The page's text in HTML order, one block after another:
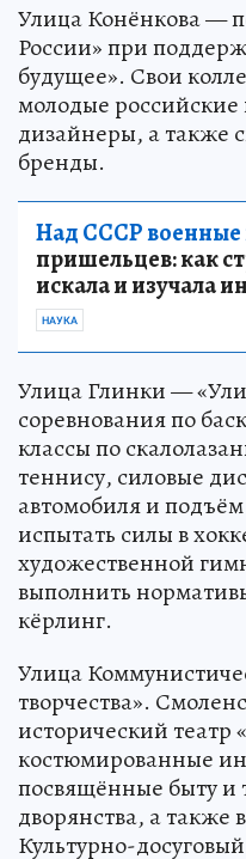
Улица Конёнкова —
России» при
будущее». Свои
молодые
дизайнеры, а также
бренды.
Над СССР военные
пришельцев: как
искала и изучала
НАУКА
Улица Глинки —
соревнования по
классы по
теннису, силовые
автомобиля и
испытать силы в
художественной
выполнить
кёрлинг.
Улица
творчества».
исторический театр
костюмированные
посвящённые быту и
дворянства, а также
Культурно-